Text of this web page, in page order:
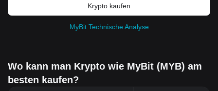
Krypto kaufen
MyBit Technische Analyse
Wo kann man Krypto wie MyBit (MYB) am
besten kaufen?